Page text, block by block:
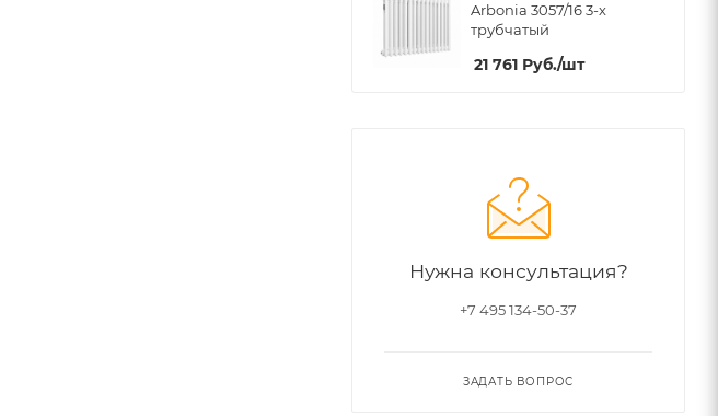
Arbonia 3057/16 3-х
трубчатый
21 761 Руб./шт
Нужна консультация?
+7 495 134-50-37
ЗАДАТЬ ВОПРОС